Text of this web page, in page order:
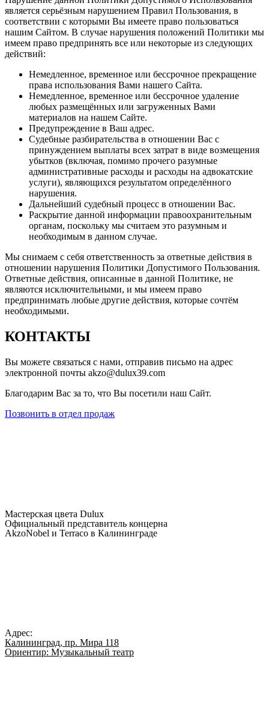
является серьёзным нарушением Правил Пользования, в
соответствии с которыми Вы имеете право пользоваться
нашим Сайтом. В случае нарушения положений Политики мы
имеем право предпринять все или некоторые из следующих
действий:
Немедленное, временное или бессрочное прекращение
права использования Вами нашего Сайта.
Немедленное, временное или бессрочное удаление
любых размещённых или загруженных Вами
материалов на нашем Сайте.
Предупреждение в Ваш адрес.
Судебные разбирательства в отношении Вас с
принуждением выплаты всех затрат в виде возмещения
убытков (включая, помимо прочего разумные
административные расходы и расходы на адвокатские
услуги), являющихся результатом определённого
нарушения.
Дальнейший судебный процесс в отношении Вас.
Раскрытие данной информации правоохранительным
органам, поскольку мы считаем это разумным и
необходимым в данном случае.
Мы снимаем с себя ответственность за ответные действия в
отношении нарушения Политики Допустимого Пользования.
Ответные действия, описанные в данной Политике, не
являются исключительными, и мы имеем право
предпринимать любые другие действия, которые сочтём
необходимыми.
КОНТАКТЫ
Вы можете связаться с нами, отправив письмо на адрес
электронной почты akzo@dulux39.com
Благодарим Вас за то, что Вы посетили наш Сайт.
Позвонить в отдел продаж
Мастерская цвета Dulux
Официальный представитель концерна
AkzoNobel и Terraco в Калининграде
Адрес:
Калининград, пр. Мира 118
Ориентир: Музыкальный театр